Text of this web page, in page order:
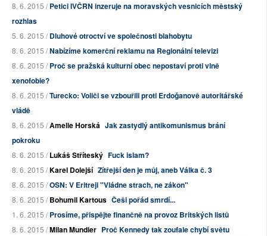
8. 6. 2015 /Petici IVČRN inzeruje na moravských vesnicích městský
rozhlas
5. 6. 2015 /Dluhové otroctví ve společnosti blahobytu
8. 6. 2015 /Nabízíme komerční reklamu na Regionální televizi
8. 6. 2015 /Proč se pražská kulturní obec nepostaví proti vlně
xenofobie?
8. 6. 2015 /Turecko: Voliči se vzbouřili proti Erdoğanově autoritářské
vládě
8. 6. 2015 /Amelie Horská Jak zastydlý antikomunismus brání
pokroku
8. 6. 2015 /Lukáš Stříteský Fuck islam?
8. 6. 2015 /Karel Dolejší Zítřejší den je můj, aneb Válka č. 3
8. 6. 2015 /OSN: V Eritreji "Vládne strach, ne zákon"
8. 6. 2015 /Bohumil Kartous Češi pořád smrdí...
1. 6. 2015 /Prosíme, přispějte finančně na provoz Britských listů
8. 6. 2015 /Milan Mundier Proč Kennedy tak zoufale chybí světu